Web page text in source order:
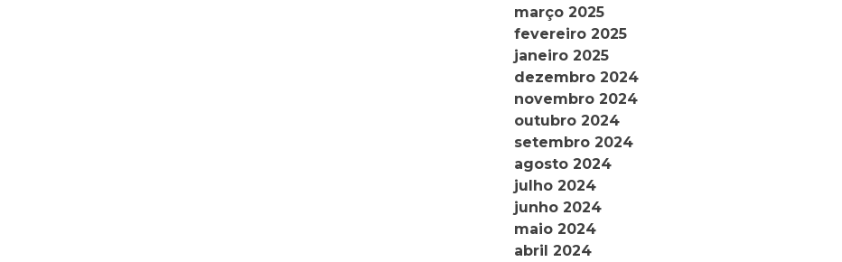
março 2025
fevereiro 2025
janeiro 2025
dezembro 2024
novembro 2024
outubro 2024
setembro 2024
agosto 2024
julho 2024
junho 2024
maio 2024
abril 2024